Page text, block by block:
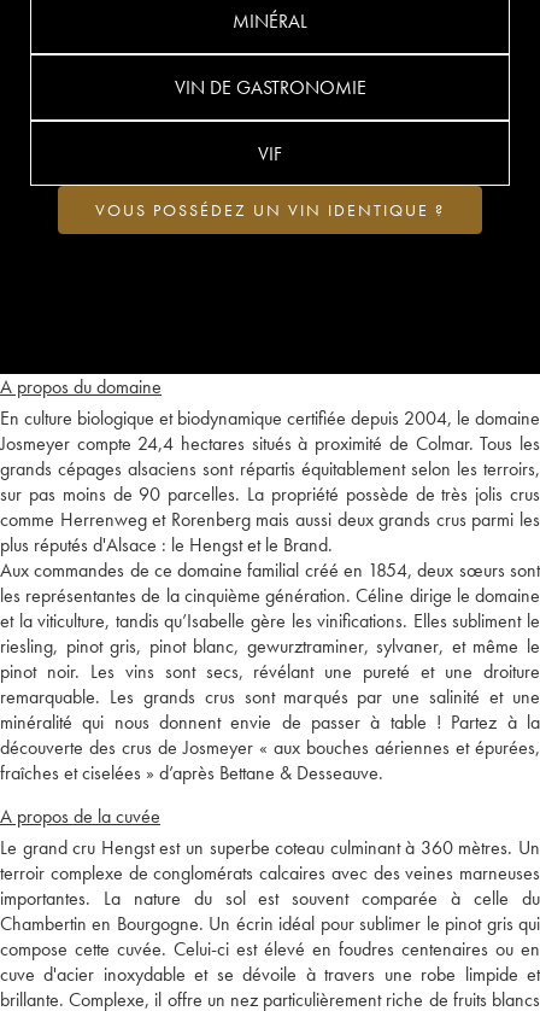
A propos du domaine
En culture biologique et biodynamique certifiée depuis 2004, le domaine
Josmeyer compte 24,4 hectares situés à proximité de Colmar. Tous les
grands cépages alsaciens sont répartis équitablement selon les terroirs,
sur pas moins de 90 parcelles. La propriété possède de très jolis crus
comme Herrenweg et Rorenberg mais aussi deux grands crus parmi les
plus réputés d'Alsace : le Hengst et le Brand.
Aux commandes de ce domaine familial créé en 1854, deux sœurs sont
les représentantes de la cinquième génération. Céline dirige le domaine
et la viticulture, tandis qu’Isabelle gère les vinifications. Elles subliment le
riesling, pinot gris, pinot blanc, gewurztraminer, sylvaner, et même le
pinot noir. Les vins sont secs, révélant une pureté et une droiture
remarquable. Les grands crus sont marqués par une salinité et une
minéralité qui nous donnent envie de passer à table ! Partez à la
découverte des crus de Josmeyer « aux bouches aériennes et épurées,
fraîches et ciselées » d’après Bettane & Desseauve.
A propos de la cuvée
Le grand cru Hengst est un superbe coteau culminant à 360 mètres. Un
terroir complexe de conglomérats calcaires avec des veines marneuses
importantes. La nature du sol est souvent comparée à celle du
Chambertin en Bourgogne. Un écrin idéal pour sublimer le pinot gris qui
compose cette cuvée. Celui-ci est élevé en foudres centenaires ou en
cuve d'acier inoxydable et se dévoile à travers une robe limpide et
brillante. Complexe, il offre un nez particulièrement riche de fruits blancs
MINÉRAL
VIN DE GASTRONOMIE
VIF
VOUS POSSÉDEZ UN VIN IDENTIQUE ?